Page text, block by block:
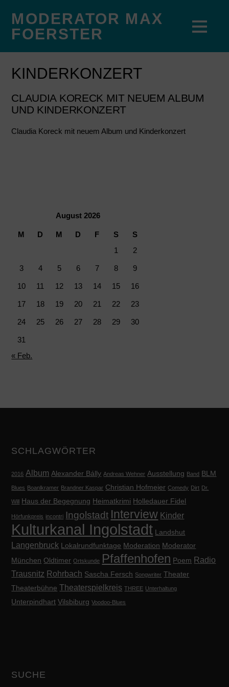
MODERATOR MAX
FOERSTER
KINDERKONZERT
CLAUDIA KORECK MIT NEUEM ALBUM
UND KINDERKONZERT
Claudia Koreck mit neuem Album und Kinderkonzert
August 2026
M D M D F S
S
1
2
3 4 5 6 7 8 9
10 11 12 13 14 15 16
17 18 19 20 21 22 23
24 25 26 27 28 29 30
31
« Feb.
SCHLAGWÖRTER
2016 Album Alexander Bálly Andreas Wehner Ausstellung Band BLM
Blues Boanlkramer Brandner Kaspar Christian Hofmeier Comedy Dirt Dr.
Will Haus der Begegnung Heimatkrimi Holledauer Fidel
Hörfunkpreis incontri Ingolstadt Interview Kinder
Kulturkanal Ingolstadt Landshut
Langenbruck Lokalrundfunktage Moderation Moderator
München Oldtimer Ortskunde Pfaffenhofen Poem Radio
Trausnitz Rohrbach Sascha Fersch Songwriter Theater
Theaterbühne Theaterspielkreis THREE Unterhaltung
Unterpindhart Vilsbiburg Voodoo-Blues
SUCHE